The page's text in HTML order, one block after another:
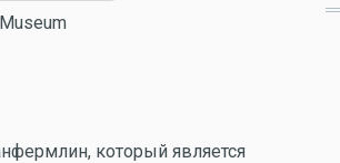
который является